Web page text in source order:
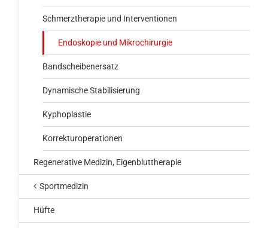
Schmerztherapie und Interventionen
Endoskopie und Mikrochirurgie
Bandscheibenersatz
Dynamische Stabilisierung
Kyphoplastie
Korrekturoperationen
Regenerative Medizin, Eigenbluttherapie
Sportmedizin
Hüfte